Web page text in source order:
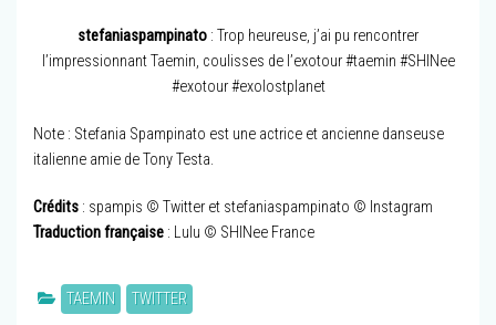
stefaniaspampinato : Trop heureuse, j’ai pu rencontrer
l’impressionnant Taemin, coulisses de l’exotour #taemin #SHINee
#exotour #exolostplanet
Note : Stefania Spampinato est une actrice et ancienne danseuse
italienne amie de Tony Testa.
Crédits : spampis © Twitter et stefaniaspampinato © Instagram
Traduction française : Lulu © SHINee France
TAEMIN TWITTER